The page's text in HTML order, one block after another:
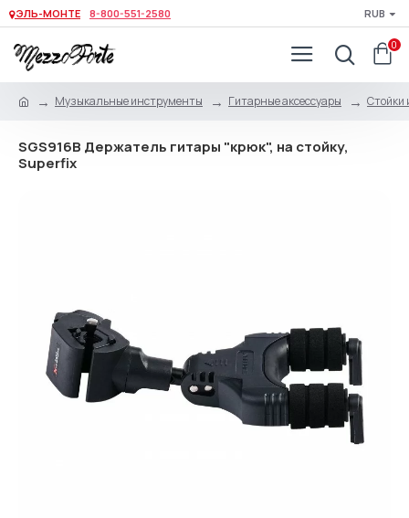
ЭЛЬ-МОНТЕ 8-800-551-2580 RUB
0
Музыкальные инструменты Гитарные аксессуары Стойки
SGS916B Держатель гитары "крюк", на стойку,
Superfix